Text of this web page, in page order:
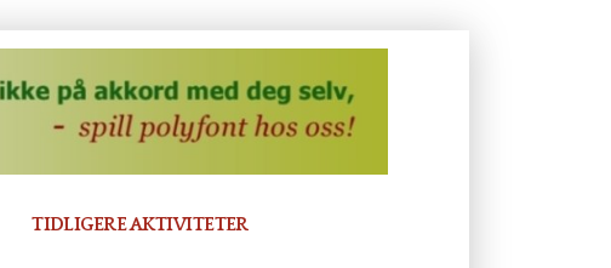
TIDLIGERE AKTIVITETER